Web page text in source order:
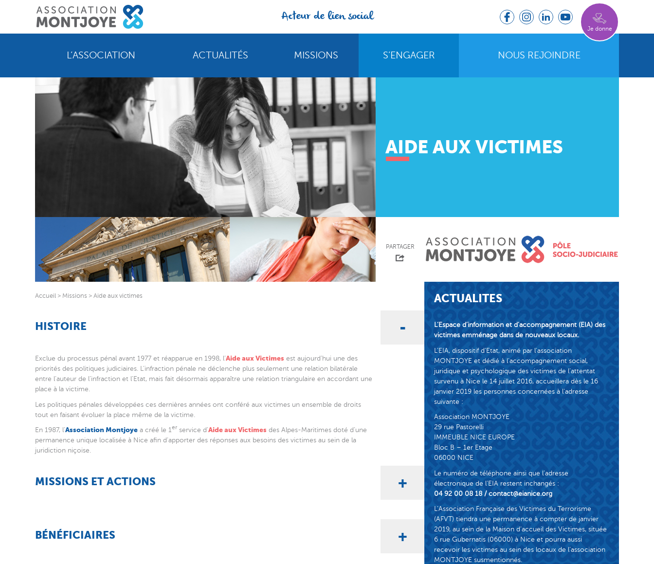
Acteur de lien social
Je donne
L’ASSOCIATION ACTUALITÉS MISSIONS S’ENGAGER NOUS REJOINDRE
AIDE AUX VICTIMES
PARTAGER
Accueil > Missions > Aide aux victimes
HISTOIRE
Exclue du processus pénal avant 1977 et réapparue en 1998, l’Aide aux Victimes est aujourd’hui une des
priorités des politiques judiciaires. L’infraction pénale ne déclenche plus seulement une relation bilatérale
entre l’auteur de l’infraction et l’Etat, mais fait désormais apparaître une relation triangulaire en accordant une
place à la victime.
Les politiques pénales développées ces dernières années ont conféré aux victimes un ensemble de droits
tout en faisant évoluer la place même de la victime.
En 1987, l’Association Montjoye a créé le 1er service d’Aide aux Victimes des Alpes-Maritimes doté d’une
permanence unique localisée à Nice afin d’apporter des réponses aux besoins des victimes au sein de la
juridiction niçoise.
MISSIONS ET ACTIONS
BÉNÉFICIAIRES
ACTUALITES
L’Espace d’information et d’accompagnement (EIA) des
victimes emménage dans de nouveaux locaux.
L’EIA, dispositif d’Etat, animé par l’association
MONTJOYE et dédié à l’accompagnement social,
juridique et psychologique des victimes de l’attentat
survenu à Nice le 14 juillet 2016, accueillera dès le 16
janvier 2019 les personnes concernées à l’adresse
suivante :
Association MONTJOYE
29 rue Pastorelli
IMMEUBLE NICE EUROPE
Bloc B – 1er Etage
06000 NICE
Le numéro de téléphone ainsi que l’adresse
électronique de l’EIA restent inchangés :
04 92 00 08 18 / contact@eianice.org
L’Association Française des Victimes du Terrorisme
(AFVT) tiendra une permanence à compter de janvier
2019, au sein de la Maison d’accueil des Victimes, située
6 rue Gubernatis (06000) à Nice et pourra aussi
recevoir les victimes au sein des locaux de l’association
MONTJOYE susmentionnés.